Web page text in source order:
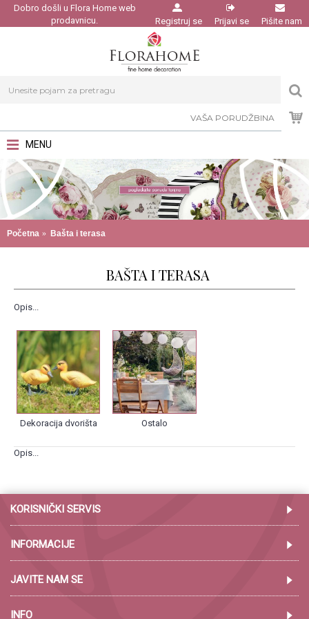
Dobro došli u Flora Home web
prodavnicu.
Registruj se Prijavi se Pišite nam
VAŠA PORUDŽBINA
MENU
Početna Bašta i terasa
BAŠTA I TERASA
Opis...
Dekoracija dvorišta Ostalo
Opis...
KORISNIČKI SERVIS
INFORMACIJE
JAVITE NAM SE
INFO